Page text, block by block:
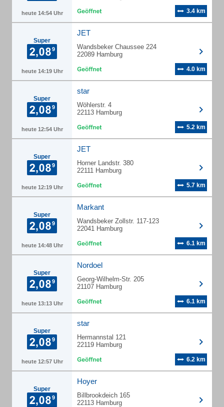
heute 14:54 Uhr 3.4 km
Super
heute 14:19 Uhr
JET
Wandsbeker Chaussee 224
22089 Hamburg
4.0 km
Super
heute 12:54 Uhr
star
Wöhlerstr. 4
22113 Hamburg
5.2 km
Super
heute 12:19 Uhr
JET
Horner Landstr. 380
22111 Hamburg
5.7 km
Super
heute 14:48 Uhr
Markant
Wandsbeker Zollstr. 117-123
22041 Hamburg
6.1 km
Super
heute 13:13 Uhr
Nordoel
Georg-Wilhelm-Str. 205
21107 Hamburg
6.1 km
Super
heute 12:57 Uhr
star
Hermannstal 121
22119 Hamburg
6.2 km
Super
Hoyer
Billbrookdeich 165
22113 Hamburg